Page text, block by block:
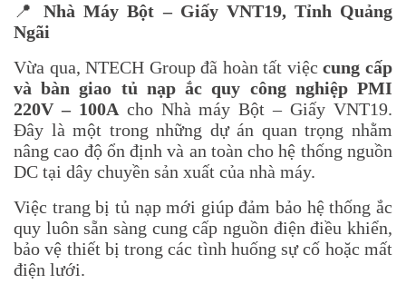
📍Nhà Máy Bột – Giấy VNT19, Tỉnh Quảng
Ngãi
Vừa qua, NTECH Group đã hoàn tất việccung cấp
và bàn giao tủ nạp ắc quy công nghiệp PMI
220V – 100A cho Nhà máy Bột – Giấy VNT19.
Đây là một trong những dự án quan trọng nhằm
nâng cao độ ổn định và an toàn cho hệ thống nguồn
DC tại dây chuyền sản xuất của nhà máy.
Việc trang bị tủ nạp mới giúp đảm bảo hệ thống ắc
quy luôn sẵn sàng cung cấp nguồn điện điều khiển,
bảo vệ thiết bị trong các tình huống sự cố hoặc mất
điện lưới.